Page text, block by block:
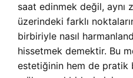
saat edinmek değil, aynı
üzerindeki farklı
birbiriyle nasıl
hissetmek demektir. Bu
estetiğinin hem de pratik